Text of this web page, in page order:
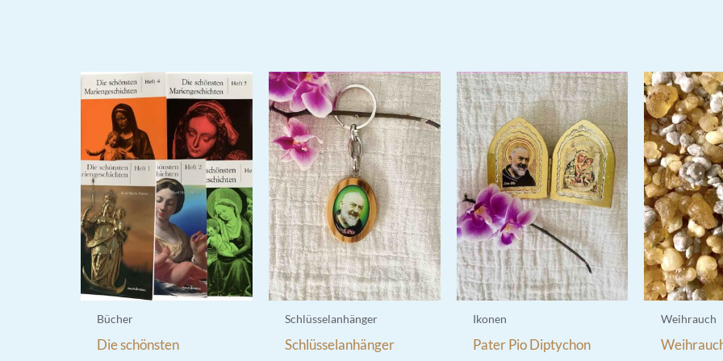
Bücher
Die schönsten
Schlüsselanhänger
Schlüsselanhänger
Ikonen
Pater Pio Diptychon
Weihrauch